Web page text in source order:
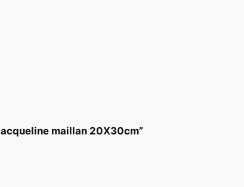
jacqueline maillan 20X30cm”